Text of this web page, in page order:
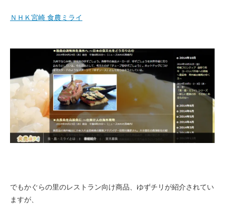
ＮＨＫ宮崎 食農ミライ
でもかぐらの里のレストラン向け商品、ゆずチリが紹介されてい
ますが、